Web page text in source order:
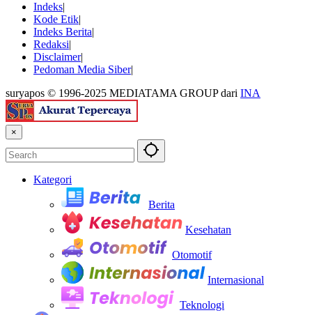
Indeks
Kode Etik
Indeks Berita
Redaksi
Disclaimer
Pedoman Media Siber
suryapos © 1996-2025 MEDIATAMA GROUP dari INA
×
Kategori
Berita
Kesehatan
Otomotif
Internasional
Teknologi